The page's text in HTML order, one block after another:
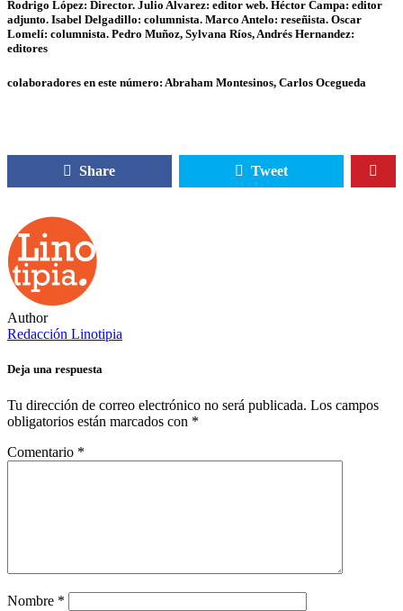
Rodrigo López: Director. Julio Alvarez: editor web. Héctor Campa: editor
adjunto. Isabel Delgadillo: columnista. Marco Antelo: reseñista. Oscar
Lomelí: columnista. Pedro Muñoz, Sylvana Ríos, Andrés Hernandez:
editores
colaboradores en este número: Abraham Montesinos, Carlos Ocegueda
Share Tweet
Author
Redacción Linotipia
Deja una respuesta
Tu dirección de correo electrónico no será publicada. Los campos
obligatorios están marcados con *
Comentario *
Nombre *